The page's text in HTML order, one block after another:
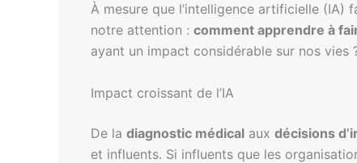
À mesure que l’intelligence artificielle
notre attention : comment apprendre à
ayant un impact considérable sur nos vies
Impact croissant de l’IA
De la diagnostic médical aux décisions
et influents. Si influents que les